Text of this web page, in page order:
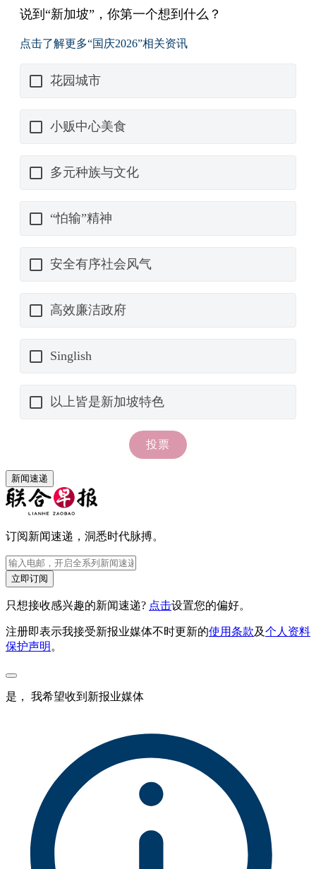
新闻速递
订阅新闻速递，洞悉时代脉搏。
立即订阅
只想接收感兴趣的新闻速递? 点击设置您的偏好。
注册即表示我接受新报业媒体不时更新的使用条款及个人资料
保护声明 。
是， 我希望收到新报业媒体